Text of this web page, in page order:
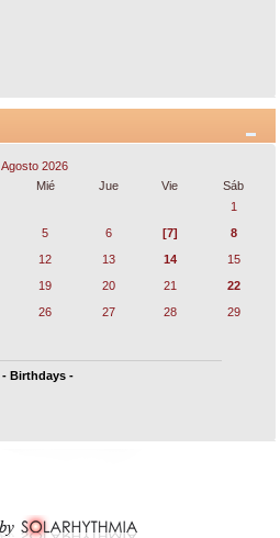
Agosto 2026
Mié Jue Vie
Sáb
1
5 6 [7]
8
12 13 14
15
19 20 21
22
26 27 28
29
- Birthdays -